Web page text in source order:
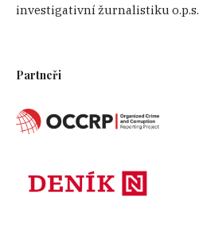
investigativní žurnalistiku o.p.s.
Partneři